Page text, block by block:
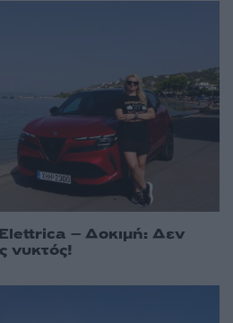
– Δοκιμή: Δεν
νυκτός!